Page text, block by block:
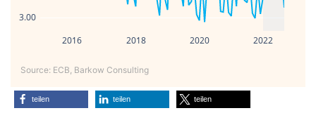
2016 2018 2020 2022
3.00
Source: ECB, Barkow Consulting
teilen teilen teilen